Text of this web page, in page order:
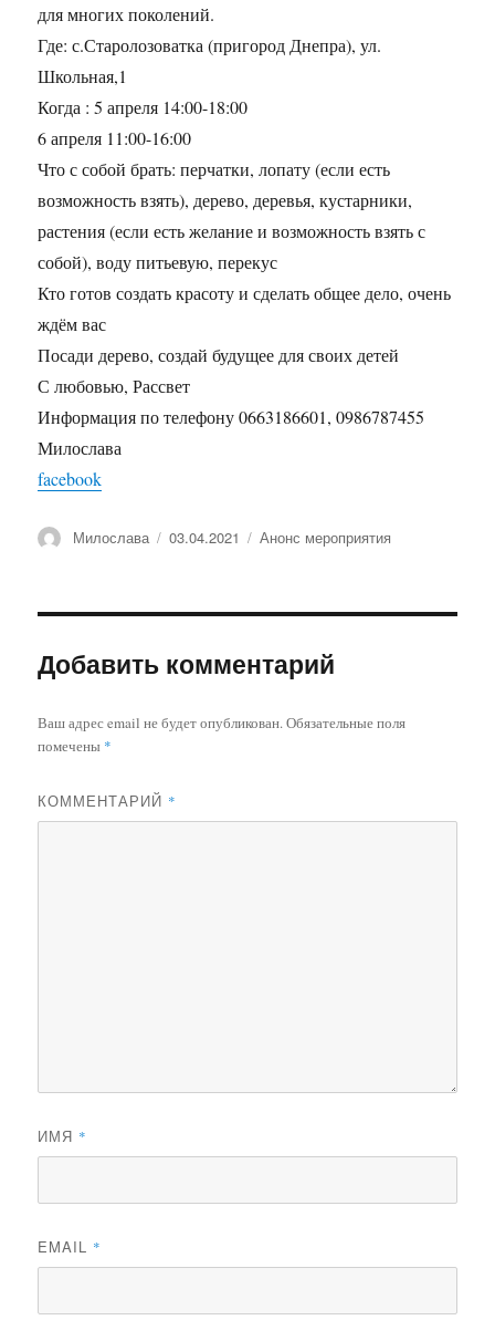
для многих поколений.
Где: с.Старолозоватка (пригород Днепра), ул.
Школьная,1
Когда : 5 апреля 14:00-18:00
6 апреля 11:00-16:00
Что с собой брать: перчатки, лопату (если есть
возможность взять), дерево, деревья, кустарники,
растения (если есть желание и возможность взять с
собой), воду питьевую, перекус
Кто готов создать красоту и сделать общее дело, очень
ждём вас
Посади дерево, создай будущее для своих детей
С любовью, Рассвет
Информация по телефону 0663186601, 0986787455
Милослава
facebook
Автор
Милослава Опубликовано
03.04.2021 Рубрики
Анонс мероприятия
Добавить комментарий
Ваш адрес email не будет опубликован.Обязательные поля
помечены *
КОММЕНТАРИЙ *
ИМЯ *
EMAIL *